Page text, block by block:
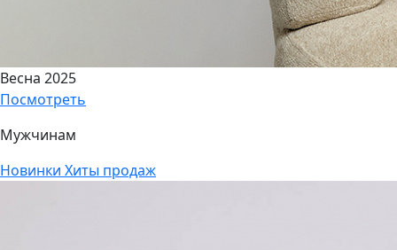
Весна 2025
Посмотреть
Мужчинам
Новинки Хиты продаж